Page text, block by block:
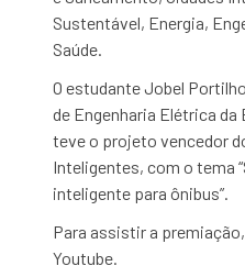
Sustentável, Energia,
Saúde.
O estudante Jobel
de Engenharia Elétrica
teve o projeto vencedor
Inteligentes, com o tema
inteligente para ônibus”.
Para assistir a
Youtube.